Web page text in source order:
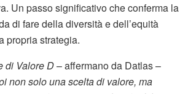
Un passo significativo che conferma la
di fare della diversità e dell’equità
propria strategia.
di Valore D– affermano da Datlas –
non solo una scelta di valore, ma